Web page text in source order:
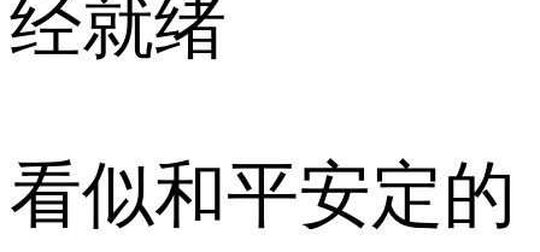
经就绪
看似和平安定的